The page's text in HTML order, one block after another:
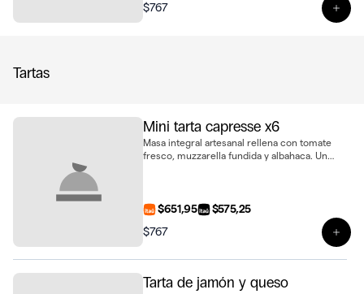
$767
Tartas
Mini tarta capresse x6
Masa integral artesanal rellena con tomate
fresco, muzzarella fundida y albahaca. Un
$651,95
$575,25
$767
Tarta de jamón y queso